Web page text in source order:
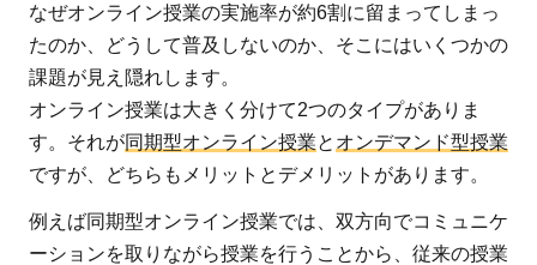
的
な
大
学
生
の
教
育
なぜオンライン授業の実施率が約6割に留まってしまっ
たのか、どうして普及しないのか、そこにはいくつかの
課題が見え隠れします。
オンライン授業は大きく分けて2つのタイプがありま
す。それが同期型オンライン授業と オンデマンド型授業
ですが、どちらもメリットとデメリットがあります。
例えば同期型オンライン授業では、双方向でコミュニケ
ーションを取りながら授業を行うことから、従来の授業